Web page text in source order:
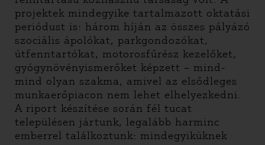
projektek mindegyike tartalmazott oktatási
periódust is: három híján az összes pályázó
szociális ápolókat, parkgondozókat,
útfenntartókat, motorosfűrész kezelőket,
gyógynövényismerőket képzett – mind-
mind olyan szakma, amivel az elsődleges
munkaerőpiacon nem lehet elhelyezkedni.
A riport készítése során fél tucat
településen jártunk, legalább harminc
emberrel találkoztunk: mindegyiküknek